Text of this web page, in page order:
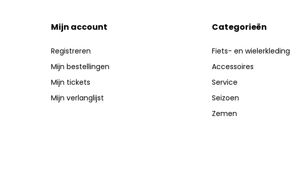
Mijn account
Registreren
Mijn bestellingen
Mijn tickets
Mijn verlanglijst
Categorieën
Fiets- en wielerkleding
Accessoires
Service
Seizoen
Zemen